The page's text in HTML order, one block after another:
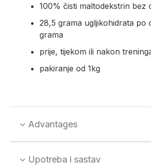
100% čisti maltodekstrin bez
28,5 grama ugljikohidrata po
grama
prije, tijekom ili nakon
pakiranje od 1kg
Advantages
Upotreba i sastav